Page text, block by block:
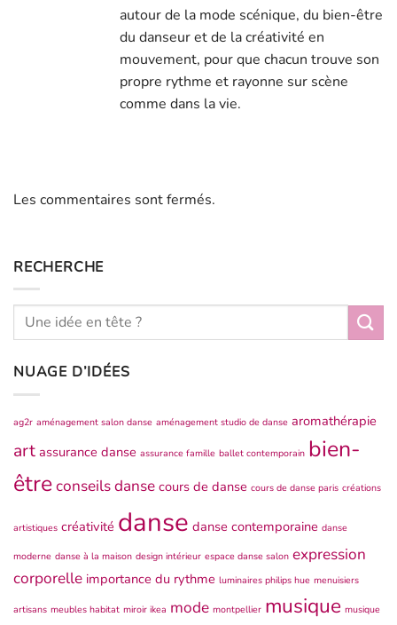
autour de la mode scénique, du bien-être
du danseur et de la créativité en
mouvement, pour que chacun trouve son
propre rythme et rayonne sur scène
comme dans la vie.
Les commentaires sont fermés.
RECHERCHE
NUAGE D’IDÉES
ag2r aménagement salon danse aménagement studio de danse aromathérapie
art assurance danse assurance famille ballet contemporain bien-
êtreconseils danse cours de danse cours de danse paris créations
artistiques créativité danse danse contemporaine danse
moderne danse à la maison design intérieur espace danse salon expression
corporelle importance du rythme luminaires philips hue menuisiers
artisans meubles habitat miroir ikea mode montpellier musique musique